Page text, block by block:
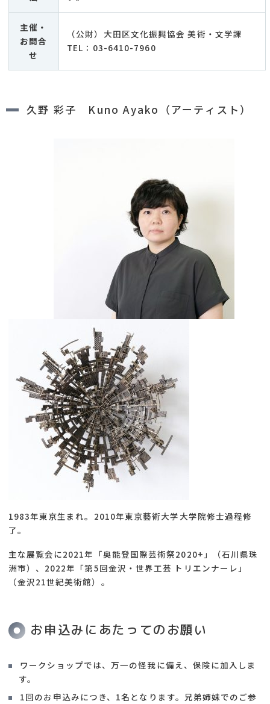
主催・
お問合
せ
（公財）大田区文化振興協会 美術・文学課
TEL：03-6410-7960
久野 彩子 Kuno Ayako（アーティスト）
1983年東京生まれ。2010年東京藝術大学大学院修士過程修
了。
主な展覧会に2021年「奥能登国際芸術祭2020+」（石川県珠
洲市）、2022年「第5回金沢・世界工芸 トリエンナーレ」
（金沢21世紀美術館）。
お申込みにあたってのお願い
ワークショップでは、万一の怪我に備え、保険に加入しま
す。
1回のお申込みにつき、1名となります。兄弟姉妹でのご参